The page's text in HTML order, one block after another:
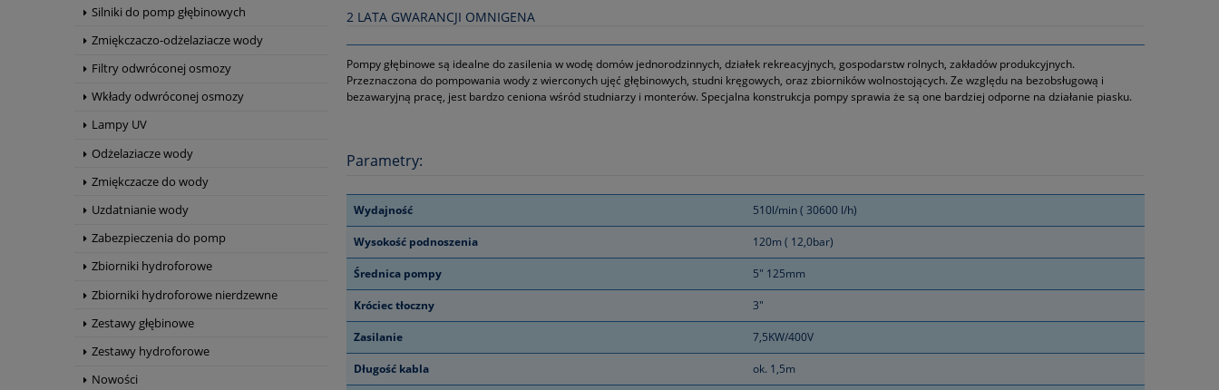
Silniki do pomp głębinowych
Zmiękczaczo-odżelaziacze wody
Filtry odwróconej osmozy
Wkłady odwróconej osmozy
Lampy UV
Odżelaziacze wody
Zmiękczacze do wody
Uzdatnianie wody
Zabezpieczenia do pomp
Zbiorniki hydroforowe
Zbiorniki hydroforowe nierdzewne
Zestawy głębinowe
Zestawy hydroforowe
Nowości
2 LATA GWARANCJI OMNIGENA
Pompy głębinowe są idealne do zasilenia w wodę domów jednorodzinnych, działek rekreacyjnych, gospodarstw rolnych, zakładów produkcyjnych.
Przeznaczona do pompowania wody z wierconych ujęć głębinowych, studni kręgowych, oraz zbiorników wolnostojących. Ze względu na bezobsługową i
bezawaryjną pracę, jest bardzo ceniona wśród studniarzy i monterów. Specjalna konstrukcja pompy sprawia że są one bardziej odporne na działanie piasku.
Parametry:
Wydajność 510l/min ( 30600 l/h)
Wysokość podnoszenia 120m ( 12,0bar)
Średnica pompy 5" 125mm
Króciec tłoczny 3"
Zasilanie 7,5KW/400V
Długość kabla ok. 1,5m